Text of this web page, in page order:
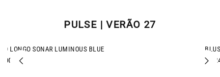
PULSE | VERÃO 27
NEW IN
BLUSA OMBREIRAS SONAR LUMINOUS BLUE
R$ 248,00